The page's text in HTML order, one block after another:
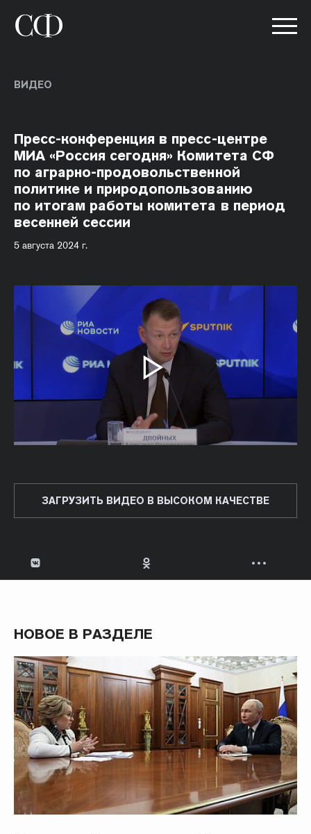
ВИДЕО
Пресс-конференция в пресс-центре
МИА «Россия сегодня» Комитета СФ
по аграрно-продовольственной
политике и природопользованию
по итогам работы комитета в период
весенней сессии
5 августа 2024 г.
ЗАГРУЗИТЬ ВИДЕО В ВЫСОКОМ КАЧЕСТВЕ
НОВОЕ В РАЗДЕЛЕ